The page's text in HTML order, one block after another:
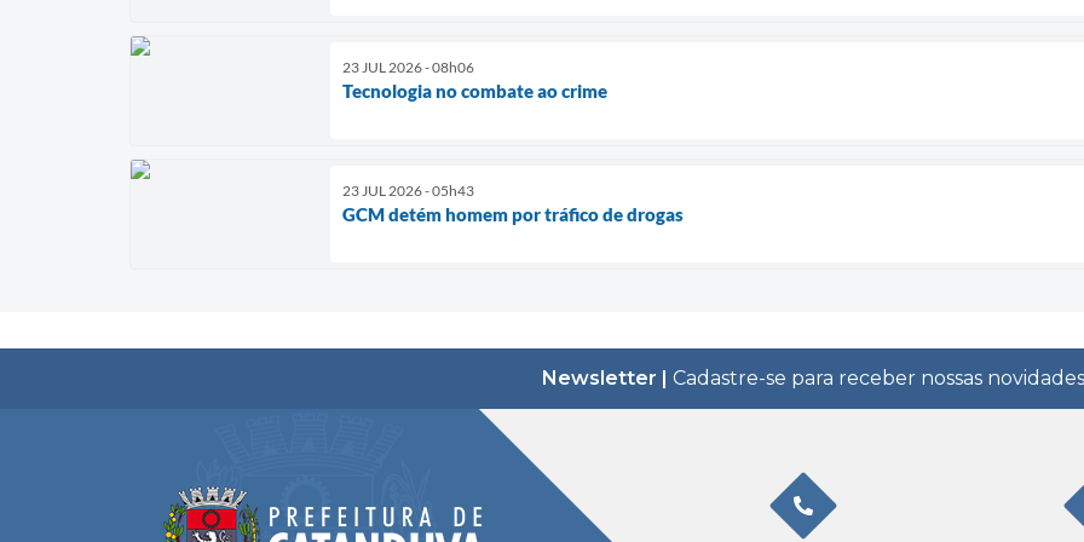
23 JUL 2026 - 08h06
Tecnologia no combate ao crime
23 JUL 2026 - 05h43
GCM detém homem por tráfico de drogas
Newsletter | Cadastre-se para receber nossas novidades